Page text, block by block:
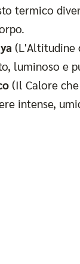
termico
(L'Altitudine
luminoso e
(Il Calore
intense,